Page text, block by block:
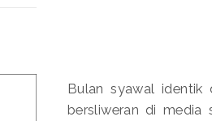
Bulan syawal identik
bersliweran di media